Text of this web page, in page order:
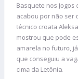
Basquete nos Jogos
acabou por não ser
técnico croata
mostrou que pode
amarela no futuro,
que conseguiu a
cima da Letônia.